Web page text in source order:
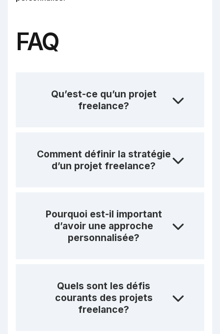
FAQ
Qu’est-ce qu’un projet
freelance?
Comment définir la stratégie
d’un projet freelance?
Pourquoi est-il important
d’avoir une approche
personnalisée?
Quels sont les défis
courants des projets
freelance?